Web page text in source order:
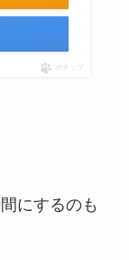
ポチップ
にするのも